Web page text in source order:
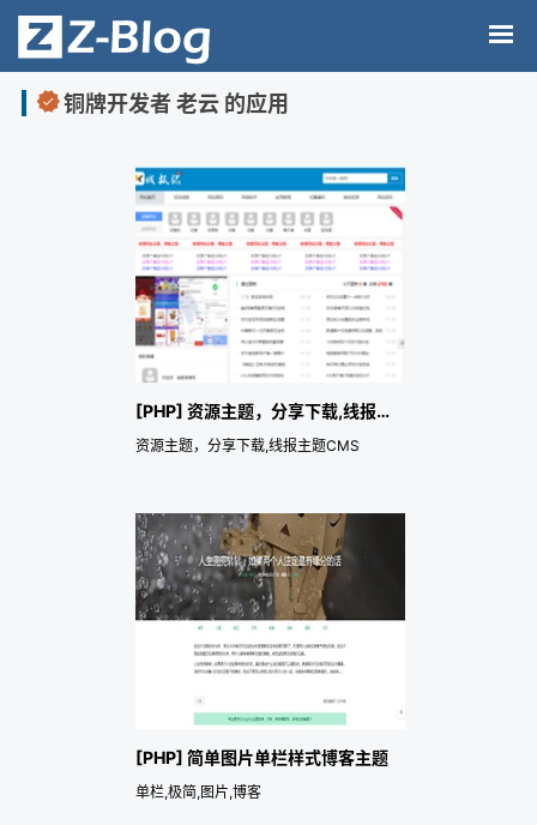
铜牌开发者 老云 的应用
[PHP] 资源主题，分享下载,线报主题CMS
资源主题，分享下载,线报主题CMS
[PHP] 简单图片单栏样式博客主题
单栏,极简,图片,博客